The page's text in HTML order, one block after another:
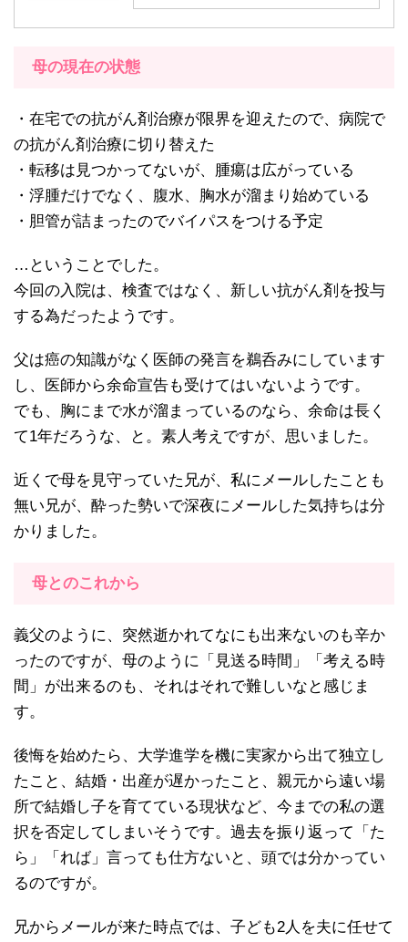
母の現在の状態
・在宅での抗がん剤治療が限界を迎えたので、病院で
の抗がん剤治療に切り替えた
・転移は見つかってないが、腫瘍は広がっている
・浮腫だけでなく、腹水、胸水が溜まり始めている
・胆管が詰まったのでバイパスをつける予定
…ということでした。
今回の入院は、検査ではなく、新しい抗がん剤を投与
する為だったようです。
父は癌の知識がなく医師の発言を鵜呑みにしています
し、医師から余命宣告も受けてはいないようです。
でも、胸にまで水が溜まっているのなら、余命は長く
て1年だろうな、と。素人考えですが、思いました。
近くで母を見守っていた兄が、私にメールしたことも
無い兄が、酔った勢いで深夜にメールした気持ちは分
かりました。
母とのこれから
義父のように、突然逝かれてなにも出来ないのも辛か
ったのですが、母のように「見送る時間」「考える時
間」が出来るのも、それはそれで難しいなと感じま
す。
後悔を始めたら、大学進学を機に実家から出て独立し
たこと、結婚・出産が遅かったこと、親元から遠い場
所で結婚し子を育てている現状など、今までの私の選
択を否定してしまいそうです。過去を振り返って「た
ら」「れば」言っても仕方ないと、頭では分かってい
るのですが。
兄からメールが来た時点では、子ども2人を夫に任せて